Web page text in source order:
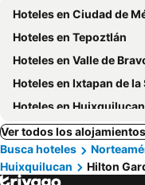
Hoteles en Ciudad de
Hoteles en Tepoztlán
Hoteles en Valle de
Hoteles en Ixtapan de la
Hoteles en Huixquilucan
Ver todos los
Busca hoteles
Huixquilucan
Hilton